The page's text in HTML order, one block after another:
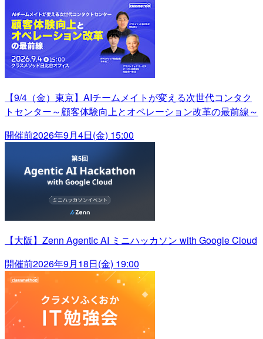
【9/4（金）東京】AIチームメイトが変える次世代コンタク
トセンター～顧客体験向上とオペレーション改革の最前線～
開催前2026年9月4日(金) 15:00
【大阪】Zenn Agentic AI ミニハッカソン with Google Cloud
開催前2026年9月18日(金) 19:00